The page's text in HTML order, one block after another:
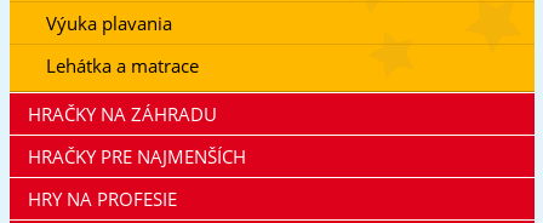
Výuka plavania
Lehátka a matrace
HRAČKY NA ZÁHRADU
HRAČKY PRE NAJMENŠÍCH
HRY NA PROFESIE